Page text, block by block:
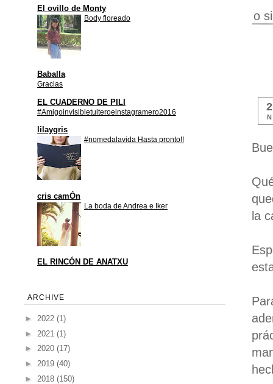
o
la
El ovillo de Monty
Body floreado
Baballa
Gracias
EL CUADERNO DE PILI
#Amigoinvisibletuiteroeinstagramero2016
lilaygris
#nomedalavida Hasta pronto!!
cris camÓn
La boda de Andrea e Iker
EL RINCÓN DE ANATXU
ARCHIVE
► 2022 (1)
► 2021 (1)
► 2020 (17)
► 2019 (40)
► 2018 (150)